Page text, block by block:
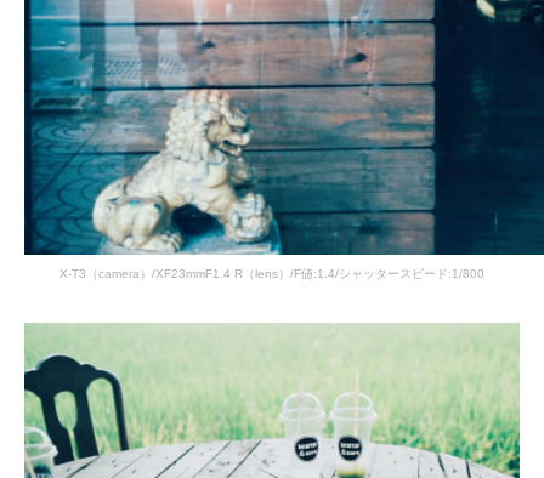
X-T3（camera）/XF23mmF1.4 R（lens）/F値:1.4/シャッタースピード:1/800